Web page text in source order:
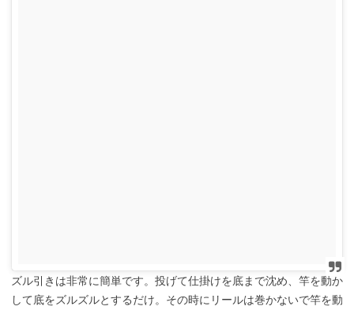
ズル引きは非常に簡単です。投げて仕掛けを底まで沈め、竿を動か
して底をズルズルとするだけ。その時にリールは巻かないで竿を動